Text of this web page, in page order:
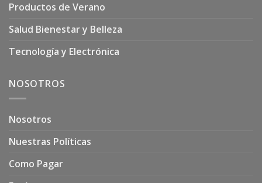
Productos de Verano
Salud Bienestar y Belleza
Tecnología y Electrónica
NOSOTROS
Nosotros
Nuestras Políticas
Como Pagar